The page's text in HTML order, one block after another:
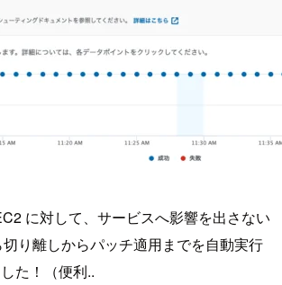
に対して、サービスへ影響を出さない
り離しからパッチ適用までを自動実行
た！（便利..